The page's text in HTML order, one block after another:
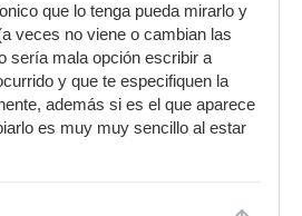
que lo tenga pueda mirarlo y
veces no viene o cambian las
sería mala opción escribir a
y que te especifiquen la
además si es el que aparece
es muy muy sencillo al estar